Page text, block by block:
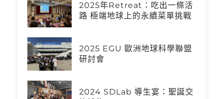
2025年Retreat：吃出一條活
路 極端地球上的永續菜單挑戰
2025 EGU 歐洲地球科學聯盟
研討會
2024 SDLab 導生宴：聖誕交